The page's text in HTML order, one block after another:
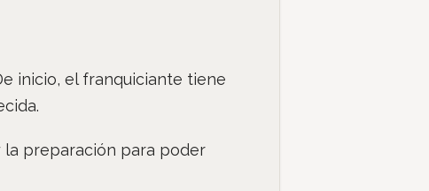
inicio, el franquiciante tiene
la preparación para poder